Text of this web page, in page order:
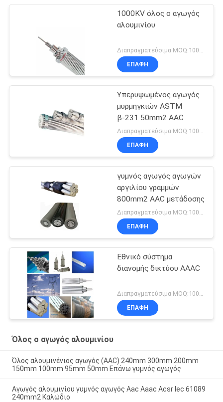
1000KV όλος ο αγωγός
αλουμινίου
ΕΠΑΦΉ
Υπερυψωμένος αγωγός
μυρμηγκιών ASTM
β-231 50mm2 AAC
Διαπραγματεύσιμα MOQ:1000M
ΕΠΑΦΉ
γυμνός αγωγός αγωγών
αργιλίου γραμμών
800mm2 AAC μετάδοσης
Διαπραγματεύσιμα MOQ:1000M
ΕΠΑΦΉ
Εθνικό σύστημα
διανομής δικτύου AAAC
ΕΠΑΦΉ
Όλος ο αγωγός αλουμινίου
Όλος αλουμινένιος αγωγός (AAC) 240mm 300mm 200mm
150mm 100mm 95mm 50mm Επάνω γυμνός αγωγός
Αγωγός αλουμινίου γυμνός αγωγός Aac Aaac Acsr Iec 61089
240mm2 Καλώδιο